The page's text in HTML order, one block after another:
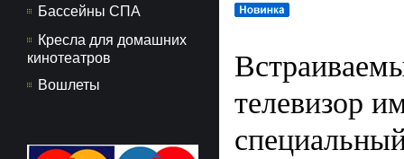
Бассейны СПА
Кресла для домашних
кинотеатров
Вошлеты
телевизор